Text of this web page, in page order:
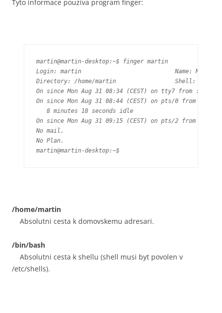
Tyto informace pouziva program finger:
martin@martin-desktop:~$ finger martin
Login: martin         			Name: Martin Vancl
Directory: /home/martin             	Shell: /bin/bash
On since Mon Aug 31 08:34 (CEST) on tty7 from :0
On since Mon Aug 31 08:44 (CEST) on pts/0 from :0.0
   8 minutes 18 seconds idle
On since Mon Aug 31 09:15 (CEST) on pts/2 from :0.0
No mail.
No Plan.
martin@martin-desktop:~$
/home/martin
Absolutni cesta k domovskemu adresari.
/bin/bash
Absolutni cesta k shellu (shell musi byt povolen v
/etc/shells).